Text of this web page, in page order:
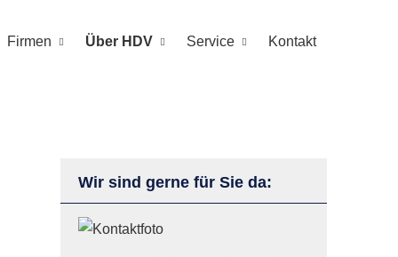
Firmen Über HDV Service Kontakt
Wir sind gerne für Sie da: